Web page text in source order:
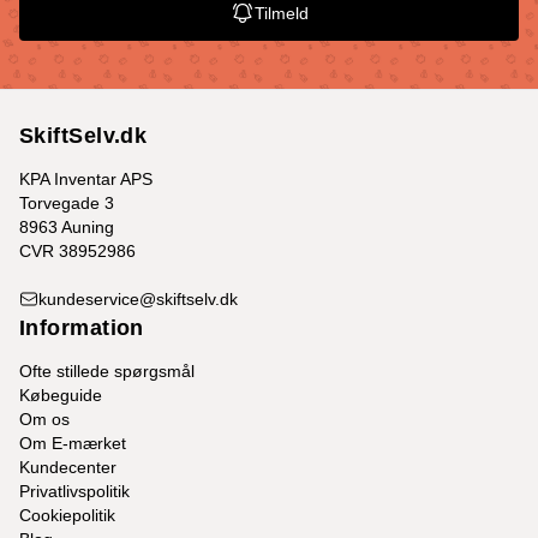
Tilmeld
SkiftSelv.dk
KPA Inventar APS
Torvegade 3
8963 Auning
CVR 38952986
kundeservice@skiftselv.dk
Information
Ofte stillede spørgsmål
Købeguide
Om os
Om E-mærket
Kundecenter
Privatlivspolitik
Cookiepolitik